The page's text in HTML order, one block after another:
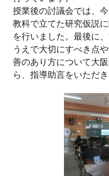
授業後の討議会では、
教科で立てた研究仮説
を行いました。最後に
うえで大切にすべき点
善のあり方について大
ら、指導助言をいただき